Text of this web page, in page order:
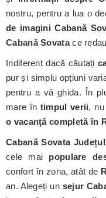
nostru, pentru a lua o
de imagini Cabană
Cabană Sovatace
Indiferent dacă căutați
pur și simplu opțiuni
pentru a vă ghida. În
mare în timpul verii,
o vacanță completă în
Cabană Sovata
cele mai populare
confort în zona, atât de
an. Alegeți un sejur